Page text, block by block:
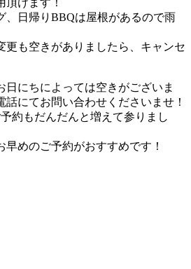
、日帰りBBQは屋根があるので雨
更も空きがありましたら、キャンセ
日にちによっては空きがございま
にてお問い合わせくださいませ！
約もだんだんと増えて参りまし
早めのご予約がおすすめです！